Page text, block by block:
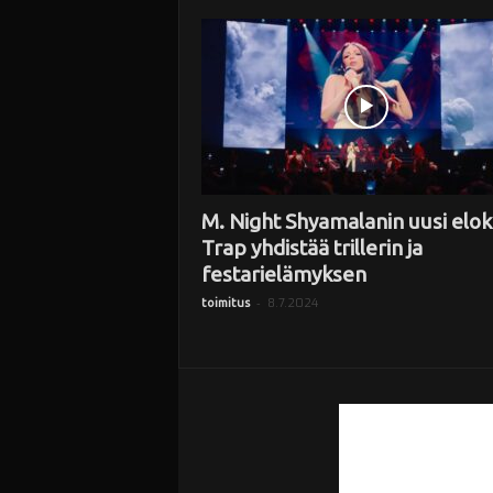
M. Night Shyamalanin uusi
Trap yhdistää trillerin ja
festarielämyksen
toimitus - 8.7.2024